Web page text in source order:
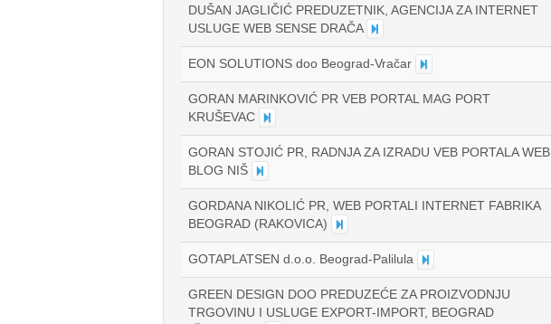
DUŠAN JAGLIČIĆ PREDUZETNIK, AGENCIJA ZA INTERNET
USLUGE WEB SENSE DRAČA
EON SOLUTIONS doo Beograd-Vračar
GORAN MARINKOVIĆ PR VEB PORTAL MAG PORT
KRUŠEVAC
GORAN STOJIĆ PR, RADNJA ZA IZRADU VEB PORTALA WEB
BLOG NIŠ
GORDANA NIKOLIĆ PR, WEB PORTALI INTERNET FABRIKA
BEOGRAD (RAKOVICA)
GOTAPLATSEN d.o.o. Beograd-Palilula
GREEN DESIGN DOO PREDUZEĆE ZA PROIZVODNJU
TRGOVINU I USLUGE EXPORT-IMPORT, BEOGRAD